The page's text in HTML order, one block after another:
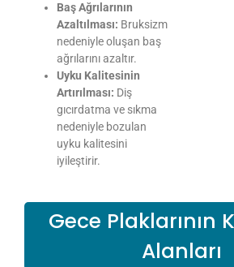
Baş Ağrılarının
Azaltılması: Bruksizm
nedeniyle oluşan baş
ağrılarını azaltır.
Uyku Kalitesinin
Artırılması: Diş
gıcırdatma ve sıkma
nedeniyle bozulan
uyku kalitesini
iyileştirir.
Gece Plaklarının
Alanları